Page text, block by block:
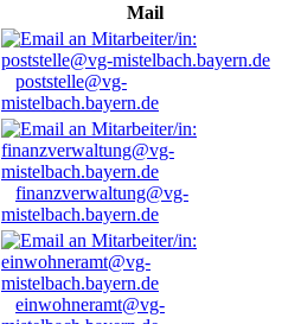
Mail
poststelle@vg-
mistelbach.bayern.de
finanzverwaltung@vg-
mistelbach.bayern.de
einwohneramt@vg-